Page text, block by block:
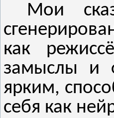
Мои
как
замыслы и
ярким,
себя как